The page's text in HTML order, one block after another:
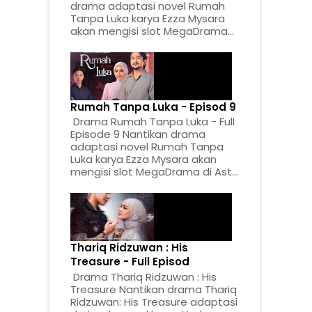
drama adaptasi novel Rumah
Tanpa Luka karya Ezza Mysara
akan mengisi slot MegaDrama...
Rumah Tanpa Luka - Episod 9
Drama Rumah Tanpa Luka - Full
Episode 9 Nantikan drama
adaptasi novel Rumah Tanpa
Luka karya Ezza Mysara akan
mengisi slot MegaDrama di Ast...
Thariq Ridzuwan : His
Treasure - Full Episod
Drama Thariq Ridzuwan : His
Treasure Nantikan drama Thariq
Ridzuwan: His Treasure adaptasi